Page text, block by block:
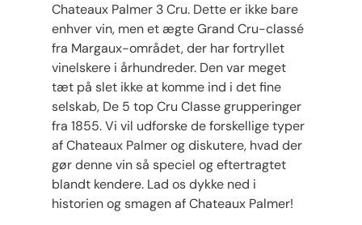
Chateaux Palmer 3 Cru. Dette er ikke bare
enhver vin, men et ægte Grand Cru-classé
fra Margaux-området, der har fortryllet
vinelskere i århundreder. Den var meget
tæt på slet ikke at komme ind i det fine
selskab, De 5 top Cru Classe grupperinger
fra 1855. Vi vil udforske de forskellige typer
af Chateaux Palmer og diskutere, hvad der
gør denne vin så speciel og eftertragtet
blandt kendere. Lad os dykke ned i
historien og smagen af ​​Chateaux Palmer!